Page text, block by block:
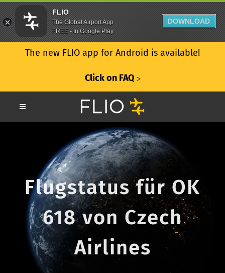
The new FLIO app for Android is available!
Click on FAQ ᐳ
Flugstatus für OK
618 von Czech
Airlines
FLIO
The Global Airport App
FREE - In Google Play
DOWNLOAD